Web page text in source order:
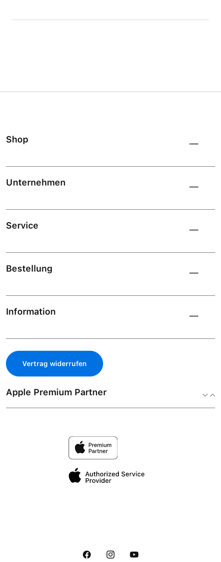
Shop
Unternehmen
Service
Bestellung
Information
Vertrag widerrufen
Apple Premium Partner